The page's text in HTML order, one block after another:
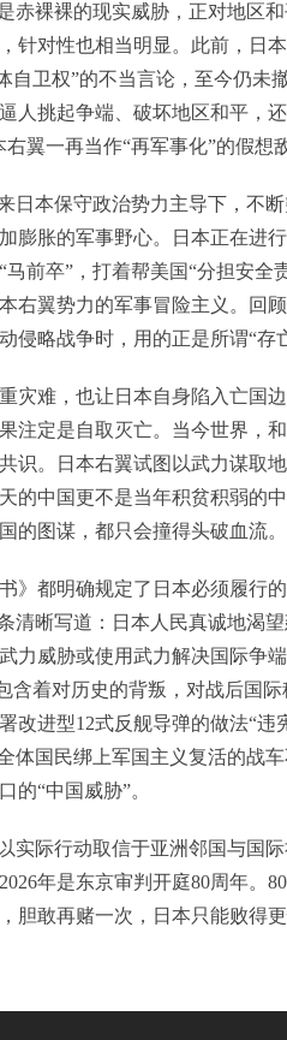
赤裸裸的现实威胁，正对地区
针对性也相当明显。此前，日
自卫权”的不当言论，至今仍未
人挑起争端、破坏地区和平，
翼一再当作“再军事化”的假想
日本保守政治势力主导下，不
膨胀的军事野心。日本正在进
前卒”，打着帮美国“分担安全
右翼势力的军事冒险主义。回
略战争时，用的正是所谓“存
灾难，也让日本自身陷入亡国
注定是自取灭亡。当今世界，
识。日本右翼试图以武力谋取
的中国更不是当年积贫积弱的
的图谋，都只会撞得头破血流。
》都明确规定了日本必须履行
清晰写道：日本人民真诚地渴
力威胁或使用武力解决国际争
含着对历史的背叛，对战后国
改进型12式反舰导弹的做法“违
体国民绑上军国主义复活的战
的“中国威胁”。
实际行动取信于亚洲邻国与国
年是东京审判开庭80周年。
胆敢再赌一次，日本只能败得更